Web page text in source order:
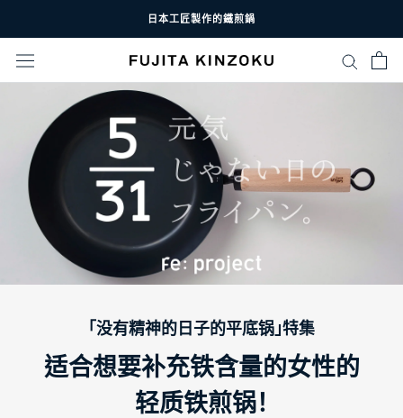
日本工匠製作的鐵煎鍋
「没有精神的日子的平底锅」特集
适合想要补充铁含量的女性的
轻质铁煎锅！